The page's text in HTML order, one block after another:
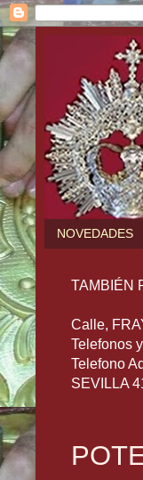
NOVEDADES
TAMBIÉN
Calle,
Telefonos
Telefono
SEVILLA